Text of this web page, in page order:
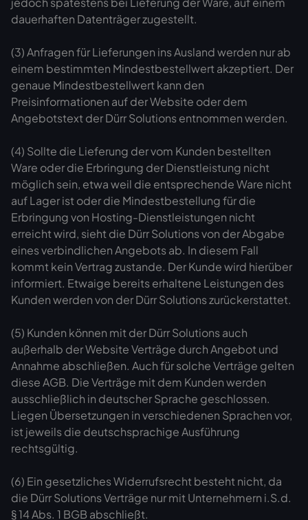
dauerhaften Datenträger zugestellt.
(3) Anfragen für Lieferungen ins Ausland werden nur ab
einem bestimmten Mindestbestellwert akzeptiert. Der
genaue Mindestbestellwert kann den
Preisinformationen auf der Website oder dem
Angebotstext der Dürr Solutions entnommen werden.
(4) Sollte die Lieferung der vom Kunden bestellten
Ware oder die Erbringung der Dienstleistung nicht
möglich sein, etwa weil die entsprechende Ware nicht
auf Lager ist oder die Mindestbestellung für die
Erbringung von Hosting-Dienstleistungen nicht
erreicht wird, sieht die Dürr Solutions von der Abgabe
eines verbindlichen Angebots ab. In diesem Fall
kommt kein Vertrag zustande. Der Kunde wird hierüber
informiert. Etwaige bereits erhaltene Leistungen des
Kunden werden von der Dürr Solutions zurückerstattet.
(5) Kunden können mit der Dürr Solutions auch
außerhalb der Website Verträge durch Angebot und
Annahme abschließen. Auch für solche Verträge gelten
diese AGB. Die Verträge mit dem Kunden werden
ausschließlich in deutscher Sprache geschlossen.
Liegen Übersetzungen in verschiedenen Sprachen vor,
ist jeweils die deutschsprachige Ausführung
rechtsgültig.
(6) Ein gesetzliches Widerrufsrecht besteht nicht, da
die Dürr Solutions Verträge nur mit Unternehmern i.S.d.
§ 14 Abs. 1 BGB abschließt.